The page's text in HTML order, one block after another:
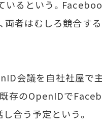
いるという。
者はむしろ競合する
会議を自社社屋で主
存のOpenIDで
合う予定という。